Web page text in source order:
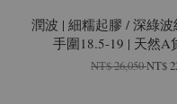
潤波 | 細糯起膠 / 深綠
手圍18.5-19 | 天然A
NT$ 26,050NT$